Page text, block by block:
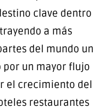
clave dentro
a más
del mundo un
un mayor flujo
el crecimiento del
restaurantes